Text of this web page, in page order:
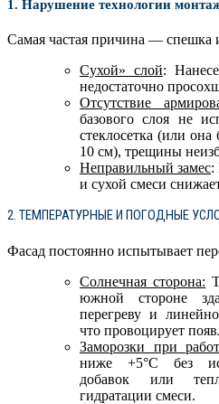
1. Нарушение технологии
Самая частая причина — спешка
Сухой» слой:
недостаточно
Отсутствие
базового слоя не
стеклосетка (или
10 см), трещины
Неправильный замес:
и сухой смеси
2. ТЕМПЕРАТУРНЫЕ И ПОГОДНЫЕ
Фасад постоянно испытывает
Солнечная сторона:
южной стороне
перегреву и
что провоцирует
Заморозки при
ниже +5°C без
добавок или
гидратации смеси.